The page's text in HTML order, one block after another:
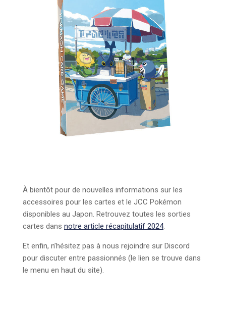
À bientôt pour de nouvelles informations sur les
accessoires pour les cartes et le JCC Pokémon
disponibles au Japon. Retrouvez toutes les sorties
cartes dans notre article récapitulatif 2024.
Et enfin, n’hésitez pas à nous rejoindre sur Discord
pour discuter entre passionnés (le lien se trouve dans
le menu en haut du site).